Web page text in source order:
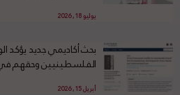
يوليو 18, 2026
بحث أكاديمي جديد يؤكد
الفلسطينيين وحقهم في
أبريل 15, 2026